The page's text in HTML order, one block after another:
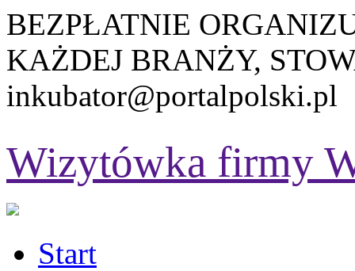
BEZPŁATNIE
KAŻDEJ BRANŻY,
inkubator@portalpolski.pl
Wizytówka firmy
Start